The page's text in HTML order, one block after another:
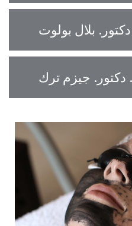
بلال بولوت
جيزم ترك